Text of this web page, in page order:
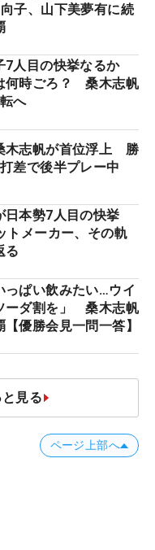
子、山下美夢有に続
7人目の快挙なるか
何時ごろ？ 桑木志帆
へ
木志帆が首位浮上 勝
差で後半プレー中
日本勢7人目の快挙
トメーカー、その軌
る
っぱい飲みたい…ウイ
ーダ割を」 桑木志帆
優勝会見一問一答】
見る
ページ上部へ